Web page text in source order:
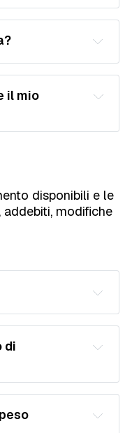
Pagamenti
Portale
il mio
disponibili e le
modifiche
Debito;
di